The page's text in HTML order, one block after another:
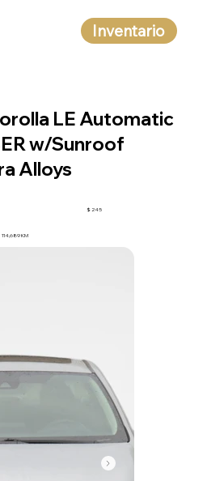
Inventario
$ 245
114,689 KM
LE Automatic
w/Sunroof
Alloys